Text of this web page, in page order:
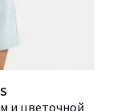
и цветочной